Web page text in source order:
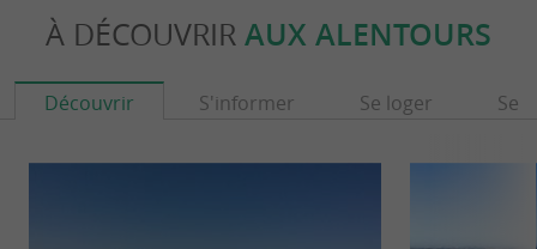
À DÉCOUVRIR AUX ALENTOURS
Découvrir S'informer Se loger Se